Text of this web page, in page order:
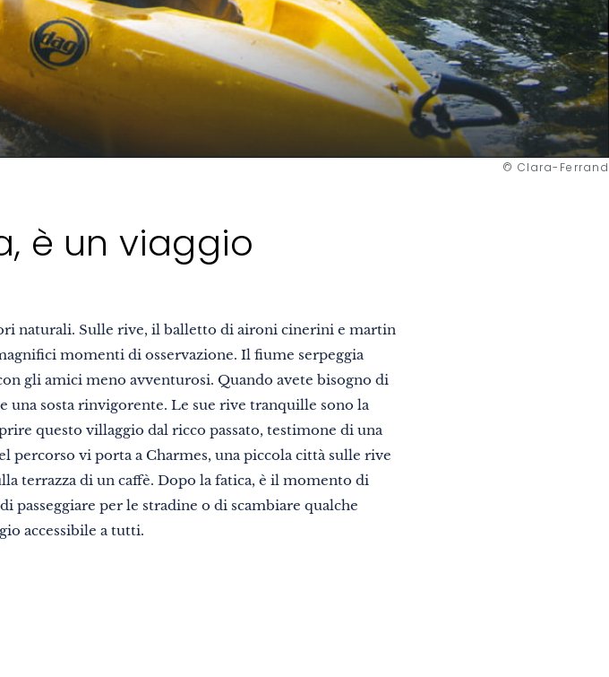
© Clara-Ferrand
è un viaggio
naturali. Sulle rive, il balletto di aironi cinerini e martin
momenti di osservazione. Il fiume serpeggia
gli amici meno avventurosi. Quando avete bisogno di
sosta rinvigorente. Le sue rive tranquille sono la
questo villaggio dal ricco passato, testimone di una
percorso vi porta a Charmes, una piccola città sulle rive
terrazza di un caffè. Dopo la fatica, è il momento di
per le stradine o di scambiare qualche
accessibile a tutti.